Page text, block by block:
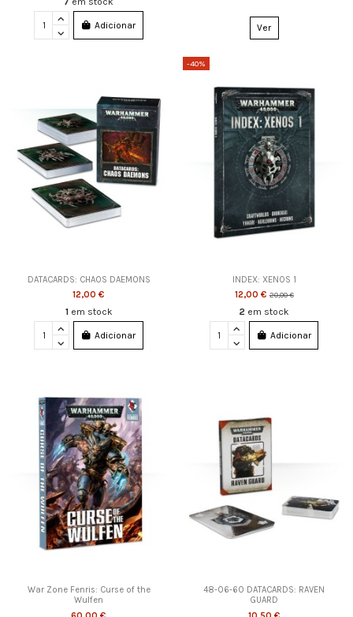
Adicionar Ver
DATACARDS: CHAOS DAEMONS
12,00 €
1 em stock
Adicionar
-40%
INDEX: XENOS 1
12,00 €20,00 €
2 em stock
Adicionar
War Zone Fenris: Curse of the
Wulfen
48-06-60 DATACARDS: RAVEN
GUARD